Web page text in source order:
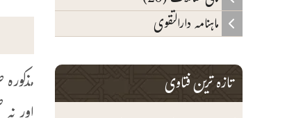
ماہنامہ دارالتقوی
تازہ ترین فتاوی